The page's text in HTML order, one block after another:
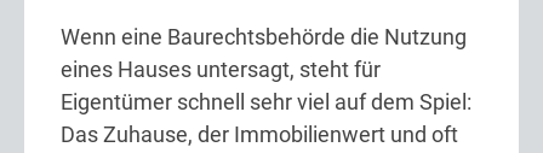
Wenn eine Baurechtsbehörde die Nutzung
eines Hauses untersagt, steht für
Eigentümer schnell sehr viel auf dem Spiel:
Das Zuhause, der Immobilienwert und oft